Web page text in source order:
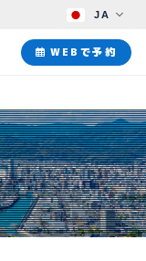
JA
WEBで予約